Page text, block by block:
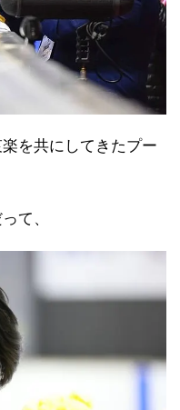
を共にしてきたプー
て、